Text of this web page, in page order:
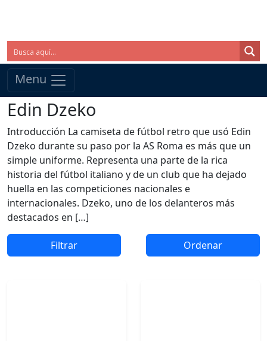
Menu
Edin Dzeko
Introducción La camiseta de fútbol retro que usó Edin
Dzeko durante su paso por la AS Roma es más que un
simple uniforme. Representa una parte de la rica
historia del fútbol italiano y de un club que ha dejado
huella en las competiciones nacionales e
internacionales. Dzeko, uno de los delanteros más
destacados en […]
Filtrar Ordenar